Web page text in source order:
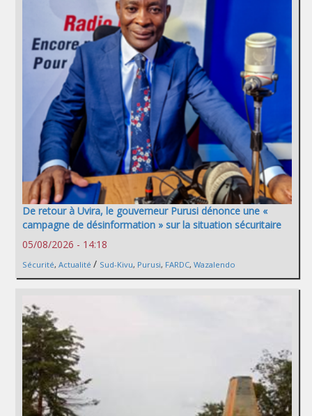
De retour à Uvira, le gouverneur Purusi dénonce une «
campagne de désinformation » sur la situation sécuritaire
05/08/2026 - 14:18
Sécurité, Actualité / Sud-Kivu, Purusi, FARDC, Wazalendo